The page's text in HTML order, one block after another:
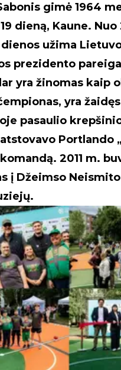
gimė 1964
dieną, Kaune. Nuo
užima
prezidento
yra žinomas kaip
yra žaidęs
pasaulio
Portlando
2011 m.
į Džeimso